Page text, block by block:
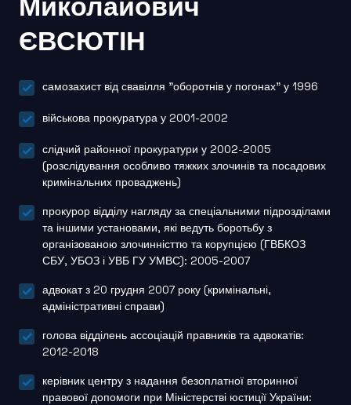
ЄВСЮТІН
самозахист від свавілля "оборотнів у погонах" у 1996
військова прокуратура у 2001-2002
слідчий районної прокуратури у 2002-2005
(розслідування особливо тяжких злочинів та посадових
кримінальних проваджень)
прокурор відділу нагляду за спеціальними підрозділами
та іншими установами, які ведуть боротьбу з
організованою злочинністтю та корупцією (ГВБКОЗ
СБУ, УБОЗ і УВБ ГУ УМВС): 2005-2007
адвокат з 20 грудня 2007 року (кримінальні,
адміністративні справи)
голова відділень ассоціацій правників та адвокатів:
2012-2018
керівник центру з надання безоплатної вторинної
правової допомоги при Міністерстві юстиції України: